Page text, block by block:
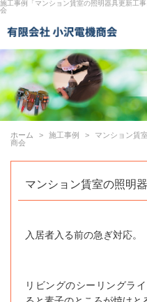
施工事例「マンション賃室の照明器具更新工
会
ホーム 施工事例
マンション賃
商会
マンション賃室の照明
入居者入る前の急ぎ対応。
リビングのシーリングラ